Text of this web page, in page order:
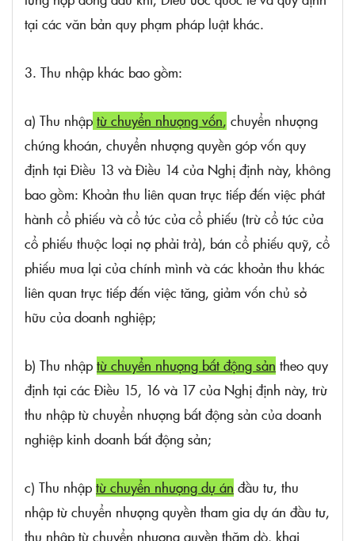
tại các văn bản quy phạm pháp luật khác.
3. Thu nhập khác bao gồm:
a) Thu nhập từ chuyển nhượng vốn, chuyển nhượng
chứng khoán, chuyển nhượng quyền góp vốn quy
định tại Điều 13 và Điều 14 của Nghị định này, không
bao gồm: Khoản thu liên quan trực tiếp đến việc phát
hành cổ phiếu và cổ tức của cổ phiếu (trừ cổ tức của
cổ phiếu thuộc loại nợ phải trả), bán cổ phiếu quỹ, cổ
phiếu mua lại của chính mình và các khoản thu khác
liên quan trực tiếp đến việc tăng, giảm vốn chủ sở
hữu của doanh nghiệp;
b) Thu nhập từ chuyển nhượng bất động sản theo quy
định tại các Điều 15, 16 và 17 của Nghị định này, trừ
thu nhập từ chuyển nhượng bất động sản của doanh
nghiệp kinh doanh bất động sản;
c) Thu nhập từ chuyển nhượng dự án đầu tư, thu
nhập từ chuyển nhượng quyền tham gia dự án đầu tư,
thu nhập từ chuyển nhượng quyền thăm dò, khai